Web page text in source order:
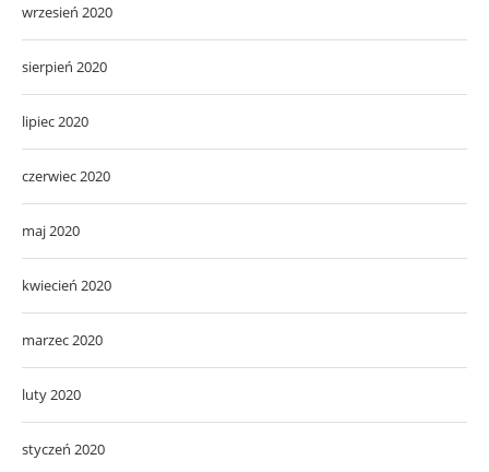
wrzesień 2020
sierpień 2020
lipiec 2020
czerwiec 2020
maj 2020
kwiecień 2020
marzec 2020
luty 2020
styczeń 2020